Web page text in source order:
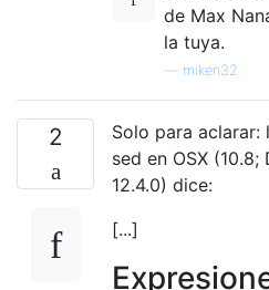
de Max
la tuya.
miken32
2
Solo para aclarar:
sed en OSX
12.4.0) dice:
[...]